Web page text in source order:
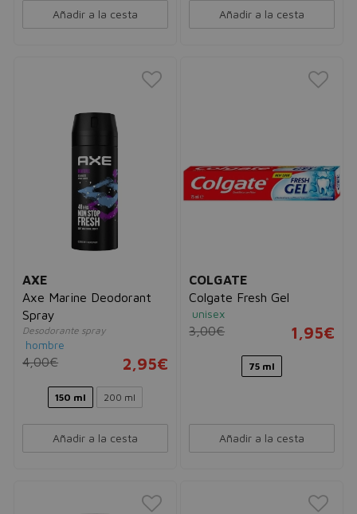
Añadir a la cesta Añadir a la cesta
AXE
Axe Marine Deodorant
Spray
Desodorante spray
hombre
4,00€ 2,95€
150 ml 200 ml
Añadir a la cesta
COLGATE
Colgate Fresh Gel
unisex
3,00€ 1,95€
75 ml
Añadir a la cesta